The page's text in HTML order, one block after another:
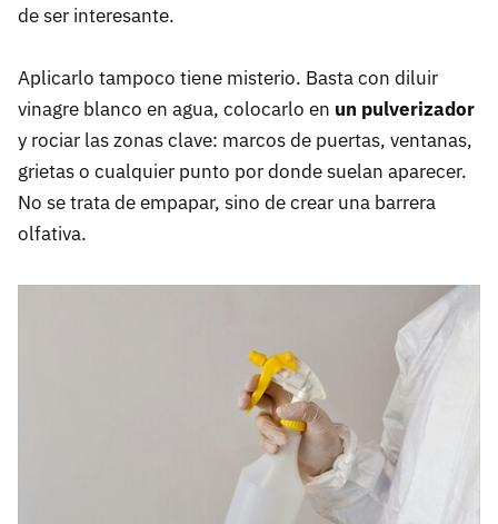
de ser interesante.
Aplicarlo tampoco tiene misterio. Basta con diluir
vinagre blanco en agua, colocarlo en un pulverizador
y rociar las zonas clave: marcos de puertas, ventanas,
grietas o cualquier punto por donde suelan aparecer.
No se trata de empapar, sino de crear una barrera
olfativa.